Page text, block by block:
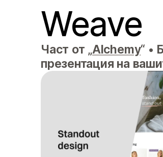
Weave
Част от „Alchemy“ •
презентация на